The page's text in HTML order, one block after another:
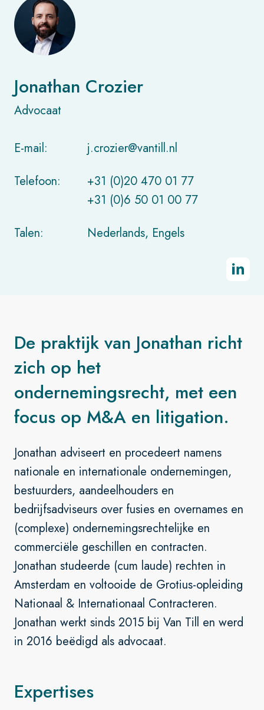
Jonathan Crozier
Advocaat
E-mail:
j.crozier@vantill.nl
Telefoon:
+31 (0)20 470 01 77
+31 (0)6 50 01 00 77
Talen:
Nederlands, Engels
De praktijk van Jonathan richt
zich op het
ondernemingsrecht, met een
focus op M&A en litigation.
Jonathan adviseert en procedeert namens
nationale en internationale ondernemingen,
bestuurders, aandeelhouders en
bedrijfsadviseurs over fusies en overnames en
(complexe) ondernemingsrechtelijke en
commerciële geschillen en contracten.
Jonathan studeerde (cum laude) rechten in
Amsterdam en voltooide de Grotius-opleiding
Nationaal & Internationaal Contracteren.
Jonathan werkt sinds 2015 bij Van Till en werd
in 2016 beëdigd als advocaat.
Expertises